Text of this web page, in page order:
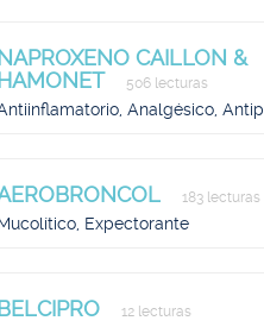
NAPROXENO CAILLON &
HAMONET
506 lecturas
Analgésico,
183 lecturas
Expectorante
BELCIPRO 12 lecturas